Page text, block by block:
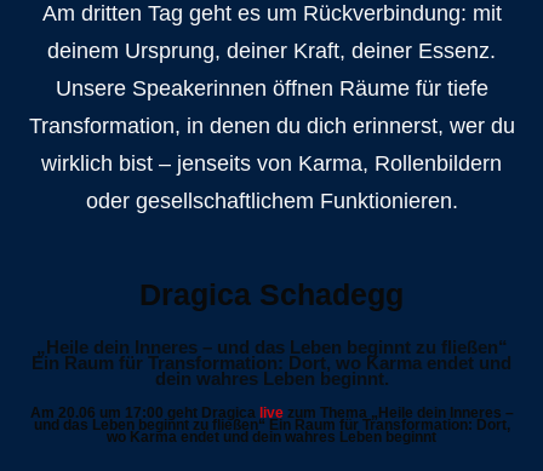
Am dritten Tag geht es um Rückverbindung: mit
deinem Ursprung, deiner Kraft, deiner Essenz.
Unsere Speakerinnen öffnen Räume für tiefe
Transformation, in denen du dich erinnerst, wer du
wirklich bist – jenseits von Karma, Rollenbildern
oder gesellschaftlichem Funktionieren.
Dragica Schadegg
„Heile dein Inneres – und das Leben beginnt zu fließen“
Ein Raum für Transformation: Dort, wo Karma endet und
dein wahres Leben beginnt.
Am 20.06 um 17:00 geht Dragica live zum Thema „Heile dein Inneres –
und das Leben beginnt zu fließen“ Ein Raum für Transformation: Dort,
wo Karma endet und dein wahres Leben beginnt